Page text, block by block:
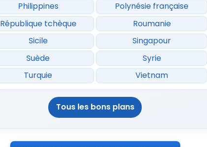
Philippines Polynésie française
République tchèque Roumanie
Sicile Singapour
Suède Syrie
Turquie Vietnam
Tous les bons plans